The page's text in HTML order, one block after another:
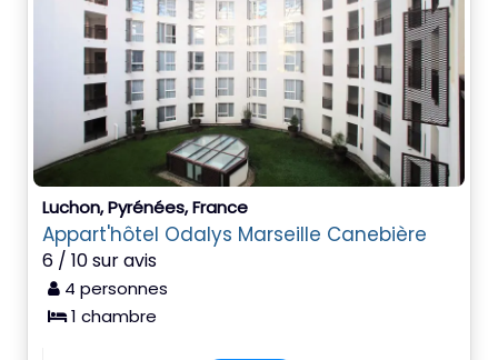
Luchon, Pyrénées, France
Appart'hôtel Odalys Marseille Canebière
6 / 10 sur avis
4 personnes
1 chambre